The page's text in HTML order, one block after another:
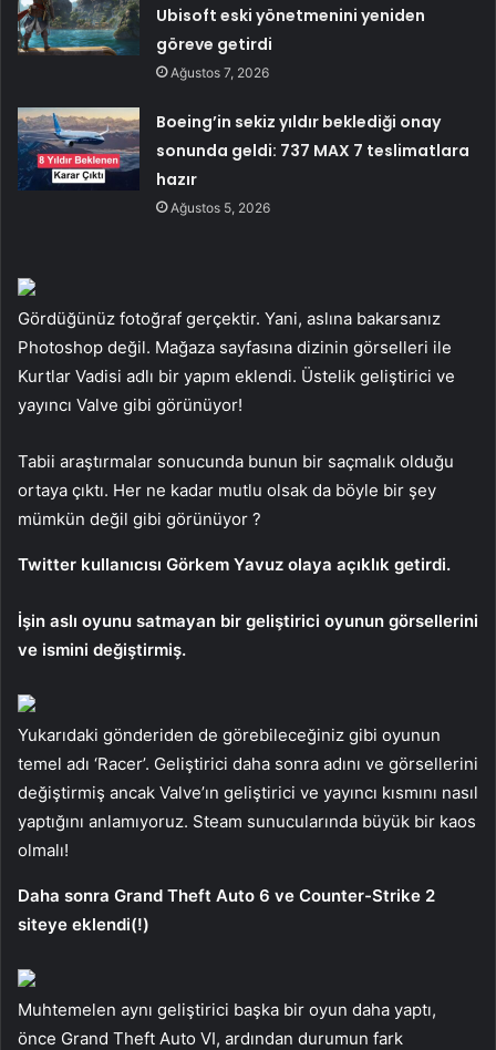
Ubisoft eski yönetmenini yeniden
göreve getirdi
Ağustos 7, 2026
Boeing’in sekiz yıldır beklediği onay
sonunda geldi: 737 MAX 7 teslimatlara
hazır
Ağustos 5, 2026
Gördüğünüz fotoğraf gerçektir. Yani, aslına bakarsanız
Photoshop değil. Mağaza sayfasına dizinin görselleri ile
Kurtlar Vadisi adlı bir yapım eklendi. Üstelik geliştirici ve
yayıncı Valve gibi görünüyor!
Tabii araştırmalar sonucunda bunun bir saçmalık olduğu
ortaya çıktı. Her ne kadar mutlu olsak da böyle bir şey
mümkün değil gibi görünüyor ?
Twitter kullanıcısı Görkem Yavuz olaya açıklık getirdi.
İşin aslı oyunu satmayan bir geliştirici oyunun görsellerini
ve ismini değiştirmiş.
Yukarıdaki gönderiden de görebileceğiniz gibi oyunun
temel adı ‘Racer’. Geliştirici daha sonra adını ve görsellerini
değiştirmiş ancak Valve’ın geliştirici ve yayıncı kısmını nasıl
yaptığını anlamıyoruz. Steam sunucularında büyük bir kaos
olmalı!
Daha sonra Grand Theft Auto 6 ve Counter-Strike 2
siteye eklendi(!)
Muhtemelen aynı geliştirici başka bir oyun daha yaptı,
önce Grand Theft Auto VI, ardından durumun fark